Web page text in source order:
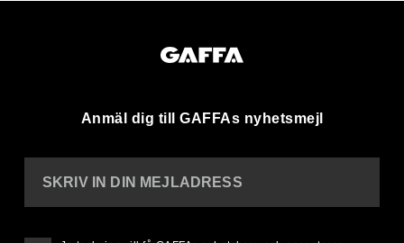
Anmäl dig till GAFFAs nyhetsmejl
SKRIV IN DIN MEJLADRESS